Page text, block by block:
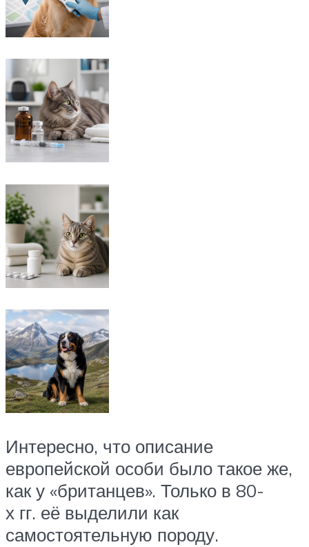
Интересно, что описание
европейской особи было такое же,
как у «британцев». Только в 80-
х гг. её выделили как
самостоятельную породу.